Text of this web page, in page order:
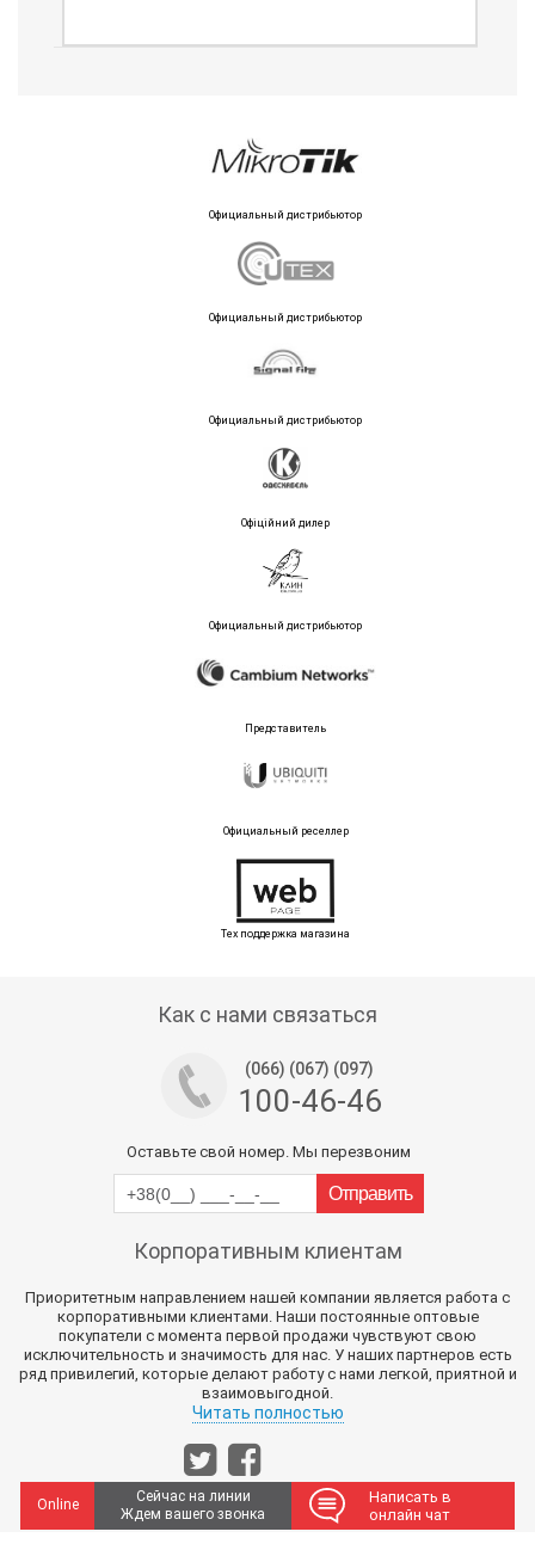
Официальный дистрибьютор
Официальный дистрибьютор
Официальный дистрибьютор
Офіційний дилер
Официальный дистрибьютор
Представитель
Официальный реселлер
Тех поддержка магазина
Как с нами связаться
(066) (067) (097)
100-46-46
Оставьте свой номер. Мы перезвоним
Корпоративным клиентам
Приоритетным направлением нашей компании является работа с
корпоративными клиентами. Наши постоянные оптовые
покупатели с момента первой продажи чувствуют свою
исключительность и значимость для нас. У наших партнеров есть
ряд привилегий, которые делают работу с нами легкой, приятной и
взаимовыгодной.
Читать полностью
Online
Сейчас на линии
Ждем вашего звонка
Написать в
онлайн чат